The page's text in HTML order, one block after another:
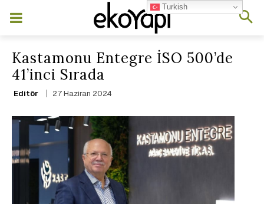
Kastamonu Entegre İSO 500’de
41’inci Sırada
Editör 27 Haziran 2024
Turkish